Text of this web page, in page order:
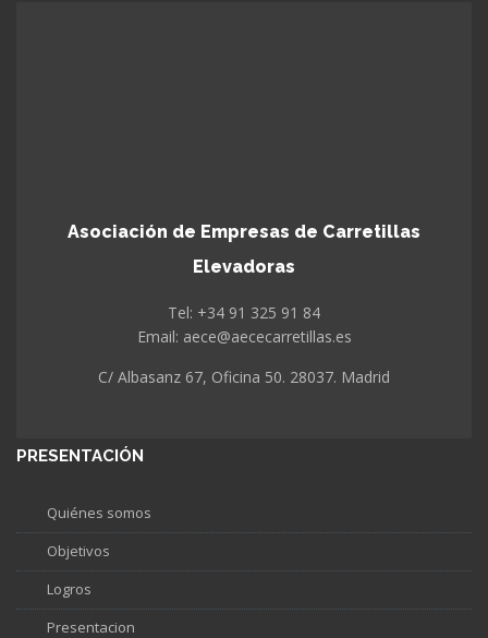
Asociación de Empresas de Carretillas
Elevadoras
Tel: +34 91 325 91 84
Email: aece@aececarretillas.es
C/ Albasanz 67, Oficina 50. 28037. Madrid
PRESENTACIÓN
Quiénes somos
Objetivos
Logros
Presentacion